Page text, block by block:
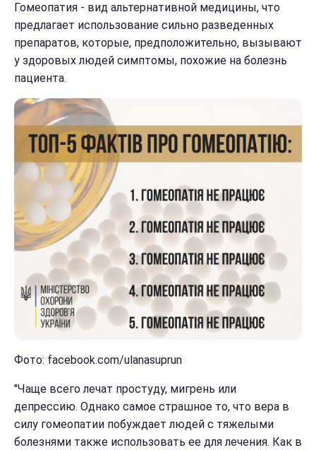
Гомеопатия - вид альтернативной медицины, что
предлагает использование сильно разведенных
препаратов, которые, предположительно, вызывают
у здоровых людей симптомы, похожие на болезнь
пациента.
Фото: facebook.com/ulanasuprun
"Чаще всего лечат простуду, мигрень или
депрессию. Однако самое страшное то, что вера в
силу гомеопатии побуждает людей с тяжелыми
болезнями также использовать ее для лечения. Как в